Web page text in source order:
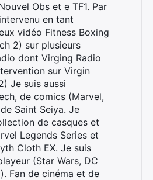
Obs et e TF1. Par
en tant
vidéo Fitness Boxing
2) sur plusieurs
dont Virging Radio
sur Virgin
Je suis aussi
de comics (Marvel,
Saint Seiya. Je
de casques et
Legends Series et
Cloth EX. Je suis
(Star Wars, DC
Fan de cinéma et de